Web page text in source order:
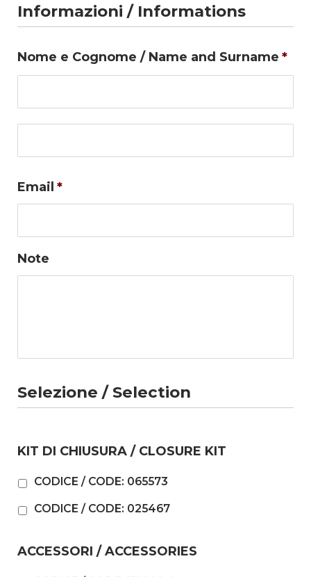
Informazioni / Informations
Nome e Cognome / Name and Surname *
Email *
Note
Selezione / Selection
KIT DI CHIUSURA / CLOSURE KIT
CODICE / CODE: 065573
CODICE / CODE: 025467
ACCESSORI / ACCESSORIES